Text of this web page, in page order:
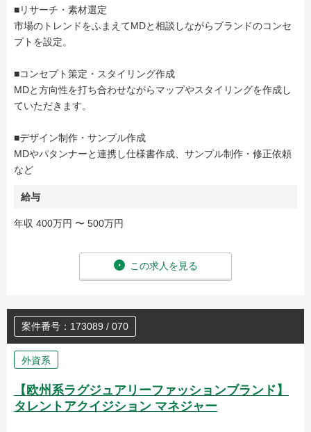
■リサーチ・素材選定
市場のトレンドをふまえてMDと相談しながらブランドのコンセ
プトを設定。
■コンセプト策定・スタイリング作成
MDと方向性を打ち合わせながらマップやスタイリングを作成し
ていただきます。
■デザイン制作・サンプル作成
MDやパタンナーと連携し仕様書作成、サンプル制作・修正依頼
など
給与
年収 400万円 〜 500万円
この求人を見る
案件番号：173089 / 070
外資系
【欧州系ラグジュアリーファッションブランド】
タレントアクイジション マネジャー